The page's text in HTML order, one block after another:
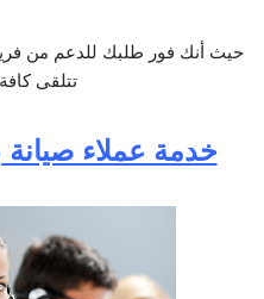
حيث أنك فور طلبك للدعم من
تتلقى
خدمة عملاء صيانة